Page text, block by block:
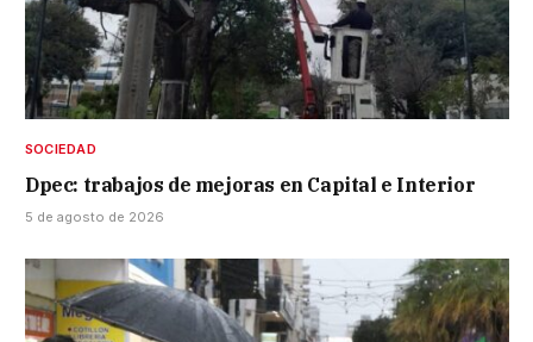
SOCIEDAD
Dpec: trabajos de mejoras en Capital e Interior
5 de agosto de 2026